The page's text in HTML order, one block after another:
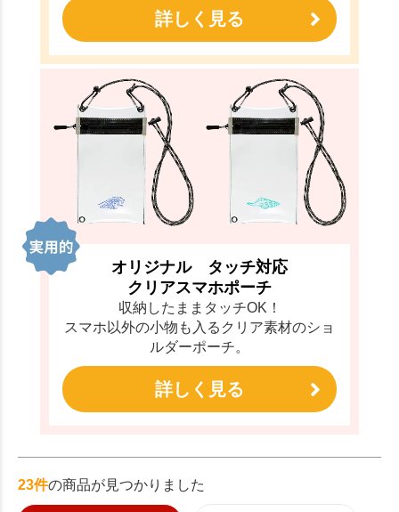
詳しく見る
オリジナル タッチ対応
クリアスマホポーチ
収納したままタッチOK！
スマホ以外の小物も入るクリア素材のショ
ルダーポーチ。
詳しく見る
23件の商品が見つかりました